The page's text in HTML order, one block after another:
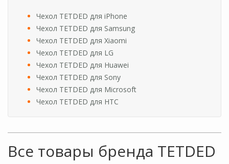
Чехол TETDED для iPhone
Чехол TETDED для Samsung
Чехол TETDED для Xiaomi
Чехол TETDED для LG
Чехол TETDED для Huawei
Чехол TETDED для Sony
Чехол TETDED для Microsoft
Чехол TETDED для HTC
Все товары бренда TETDED